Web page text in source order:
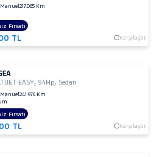
Manuel217.065 Km
TL Karşılaştır
Fırsatı
EASY,94Hp, Sedan
Manuel241.976 Km
TL Karşılaştır
Fırsatı